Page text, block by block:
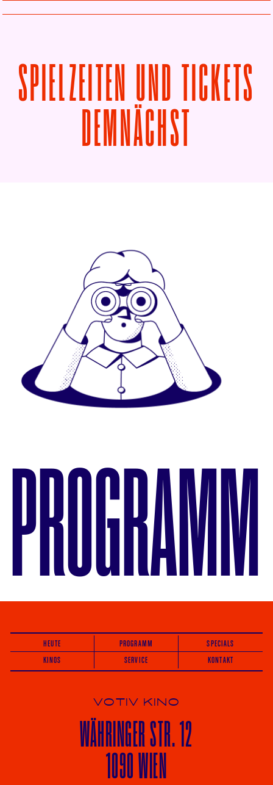
SPIELZEITEN UND TICKETS
DEMNÄCHST
PROGRAMM
HEUTE PROGRAMM
SPECIALS
KINOS
SERVICE KONTAKT
VOTIV KINO
WÄHRINGERSTR. 12
1090 WIEN